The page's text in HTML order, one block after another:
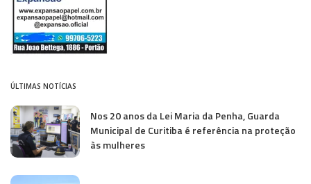
ÚLTIMAS NOTÍCIAS
Nos 20 anos da Lei Maria da Penha, Guarda
Municipal de Curitiba é referência na proteção
às mulheres